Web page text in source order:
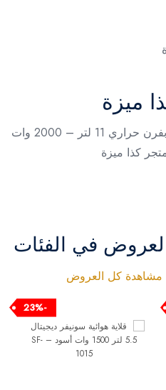
ميزة
اطلب الآن قلاية هوائية كينوود بفرن حراري 11 لتر – 2000 وات
في الفئات
مشاهدة كل العروض
-23%